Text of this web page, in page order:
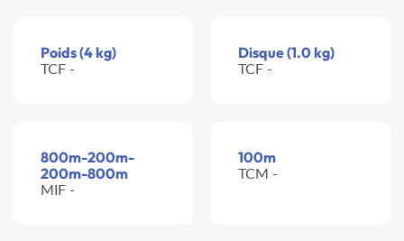
Poids (4 kg)
TCF -
Disque (1.0 kg)
TCF -
800m-200m-
200m-800m
MIF -
100m
TCM -